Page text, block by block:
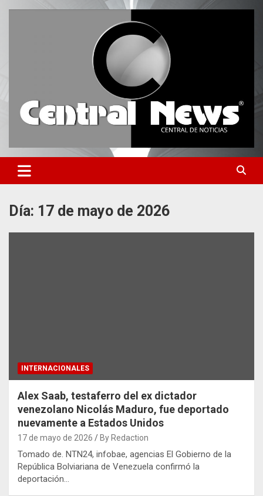
Central News HN
Día: 17 de mayo de 2026
INTERNACIONALES
Alex Saab, testaferro del ex dictador
venezolano Nicolás Maduro, fue deportado
nuevamente a Estados Unidos
17 de mayo de 2026 By Redaction
Tomado de. NTN24, infobae, agencias El Gobierno de la
República Bolviariana de Venezuela confirmó la
deportación…